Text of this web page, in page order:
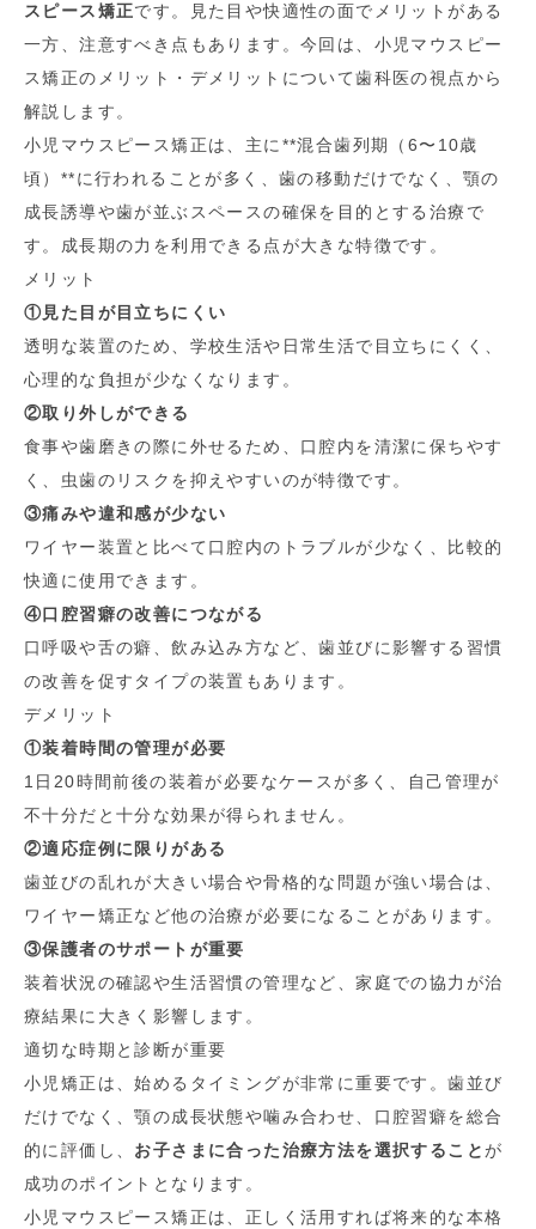
スピース矯正です。見た目や快適性の面でメリットがある
一方、注意すべき点もあります。今回は、小児マウスピー
ス矯正のメリット・デメリットについて歯科医の視点から
解説します。
小児マウスピース矯正は、主に**混合歯列期（6〜10歳
頃）**に行われることが多く、歯の移動だけでなく、顎の
成長誘導や歯が並ぶスペースの確保を目的とする治療で
す。成長期の力を利用できる点が大きな特徴です。
メリット
①見た目が目立ちにくい
透明な装置のため、学校生活や日常生活で目立ちにくく、
心理的な負担が少なくなります。
②取り外しができる
食事や歯磨きの際に外せるため、口腔内を清潔に保ちやす
く、虫歯のリスクを抑えやすいのが特徴です。
③痛みや違和感が少ない
ワイヤー装置と比べて口腔内のトラブルが少なく、比較的
快適に使用できます。
④口腔習癖の改善につながる
口呼吸や舌の癖、飲み込み方など、歯並びに影響する習慣
の改善を促すタイプの装置もあります。
デメリット
①装着時間の管理が必要
1日20時間前後の装着が必要なケースが多く、自己管理が
不十分だと十分な効果が得られません。
②適応症例に限りがある
歯並びの乱れが大きい場合や骨格的な問題が強い場合は、
ワイヤー矯正など他の治療が必要になることがあります。
③保護者のサポートが重要
装着状況の確認や生活習慣の管理など、家庭での協力が治
療結果に大きく影響します。
適切な時期と診断が重要
小児矯正は、始めるタイミングが非常に重要です。歯並び
だけでなく、顎の成長状態や噛み合わせ、口腔習癖を総合
的に評価し、 お子さまに合った治療方法を選択することが
成功のポイントとなります。
小児マウスピース矯正は、正しく活用すれば将来的な本格